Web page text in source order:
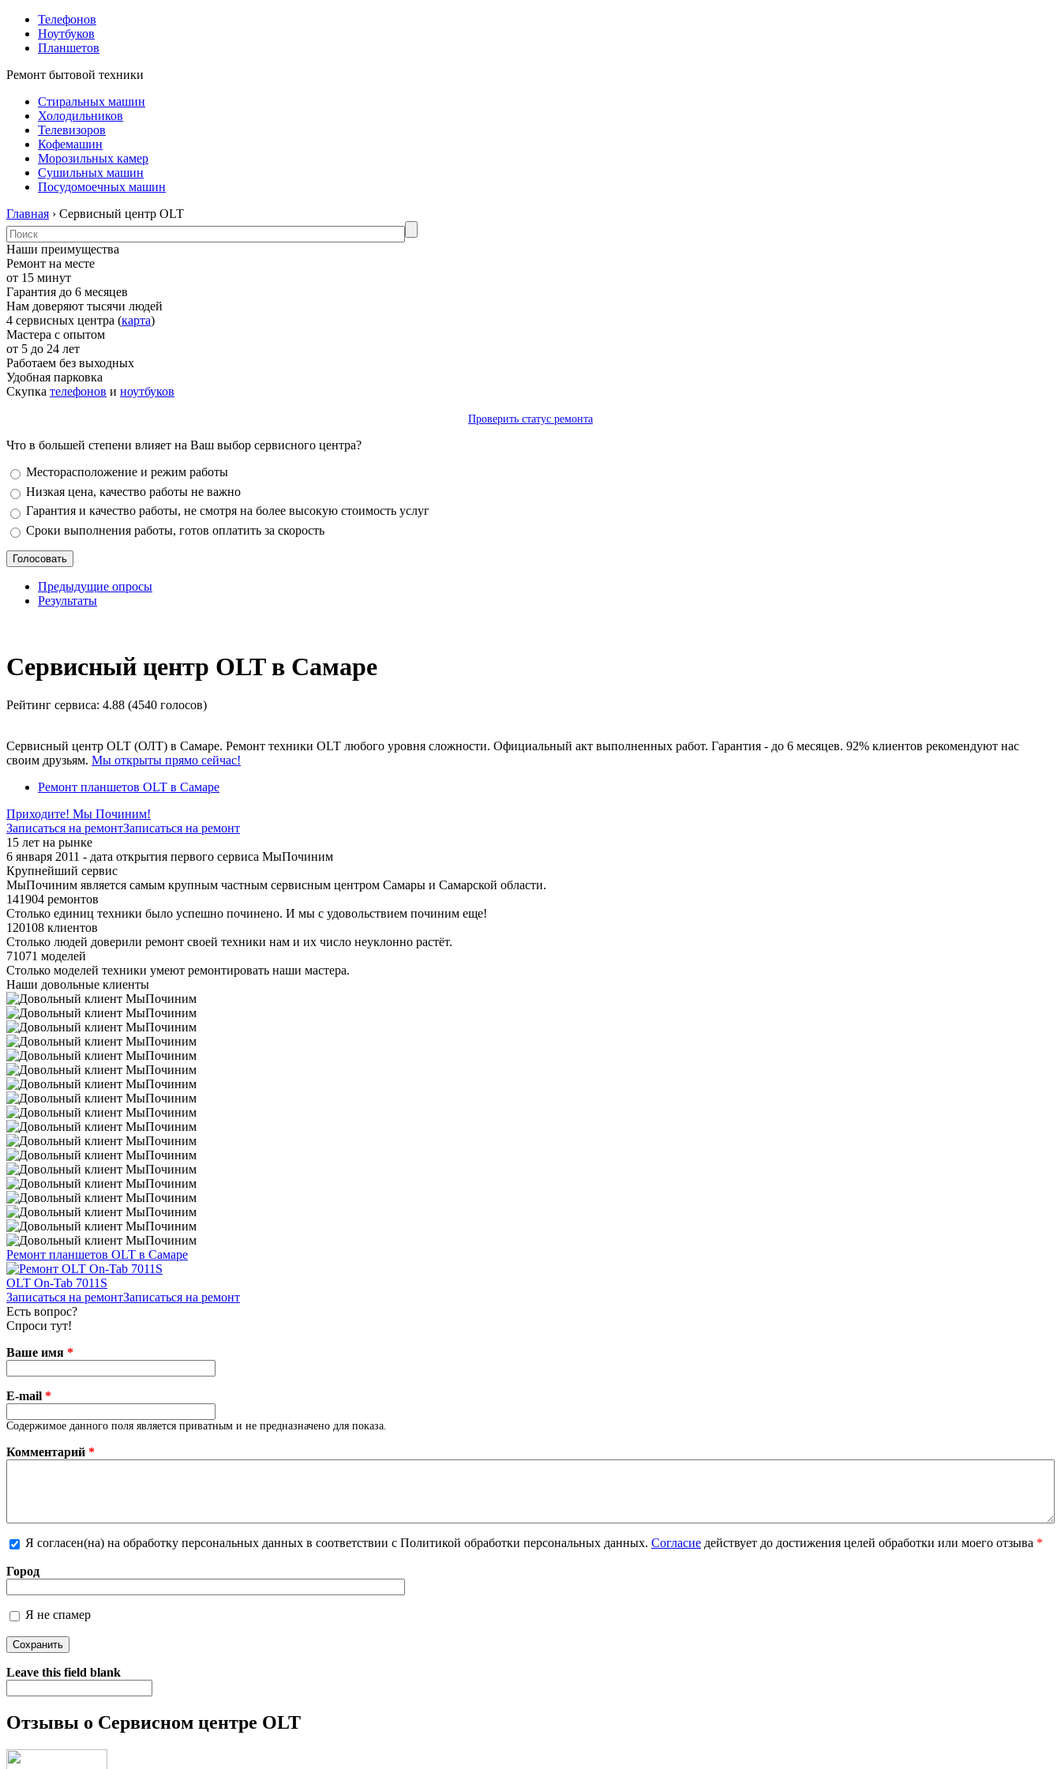
Телефонов
Ноутбуков
Планшетов
Ремонт бытовой техники
Стиральных машин
Холодильников
Телевизоров
Кофемашин
Морозильных камер
Сушильных машин
Посудомоечных машин
Главная › Сервисный центр OLT
Наши преимущества
Ремонт на месте
от 15 минут
Гарантия до 6 месяцев
Нам доверяют тысячи людей
4 сервисных центра (карта)
Мастера с опытом
от 5 до 24 лет
Работаем без выходных
Удобная парковка
Скупка телефонов и ноутбуков
Проверить статус ремонта
Что в большей степени влияет на Ваш выбор сервисного центра?
Варианты
Месторасположение и режим работы
Низкая цена, качество работы не важно
Гарантия и качество работы, не смотря на более высокую стоимость услуг
Сроки выполнения работы, готов оплатить за скорость
Предыдущие опросы
Результаты
Сервисный центр OLT в Самаре
Рейтинг сервиса: 4.88 (4540 голосов)
Сервисный центр OLT (ОЛТ) в Самаре. Ремонт техники OLT любого уровня сложности. Официальный акт выполненных работ. Гарантия - до 6 месяцев. 92% клиентов рекомендуют нас
своим друзьям. Мы открыты прямо сейчас!
Ремонт планшетов OLT в Самаре
Приходите! Мы Починим!
Записаться на ремонтЗаписаться на ремонт
15 лет на рынке
6 января 2011 - дата открытия первого сервиса МыПочиним
Крупнейший сервис
МыПочиним является самым крупным частным сервисным центром Самары и Самарской области.
141904 ремонтов
Столько единиц техники было успешно починено. И мы с удовольствием починим еще!
120108 клиентов
Столько людей доверили ремонт своей техники нам и их число неуклонно растёт.
71071 моделей
Столько моделей техники умеют ремонтировать наши мастера.
Наши довольные клиенты
Ремонт планшетов OLT в Самаре
OLT On-Tab 7011S
Записаться на ремонтЗаписаться на ремонт
Есть вопрос?
Спроси тут!
Ваше имя *
E-mail *
Содержимое данного поля является приватным и не предназначено для показа.
Комментарий *
Я согласен(на) на обработку персональных данных в соответствии с Политикой обработки персональных данных. Согласие действует до достижения целей обработки или моего отзыва *
Город
Я не спамер
Я спамер
Leave this field blank
Отзывы о Сервисном центре OLT